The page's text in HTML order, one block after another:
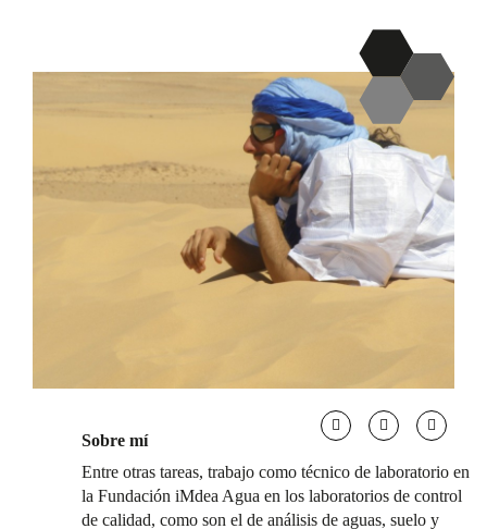
Sobre mí
Entre otras tareas, trabajo como técnico de laboratorio en
la Fundación iMdea Agua en los laboratorios de control
de calidad, como son el de análisis de aguas, suelo y